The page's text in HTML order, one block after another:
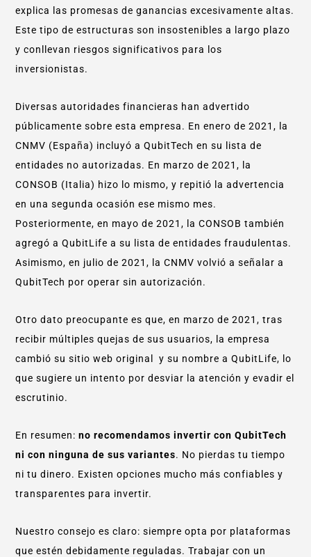
explica las promesas de ganancias excesivamente altas.
Este tipo de estructuras son insostenibles a largo plazo
y conllevan riesgos significativos para los
inversionistas.
Diversas autoridades financieras han advertido
públicamente sobre esta empresa. En enero de 2021, la
CNMV (España) incluyó a QubitTech en su lista de
entidades no autorizadas. En marzo de 2021, la
CONSOB (Italia) hizo lo mismo, y repitió la advertencia
en una segunda ocasión ese mismo mes.
Posteriormente, en mayo de 2021, la CONSOB también
agregó a QubitLife a su lista de entidades fraudulentas.
Asimismo, en julio de 2021, la CNMV volvió a señalar a
QubitTech por operar sin autorización.
Otro dato preocupante es que, en marzo de 2021, tras
recibir múltiples quejas de sus usuarios, la empresa
cambió su sitio web original y su nombre a QubitLife, lo
que sugiere un intento por desviar la atención y evadir el
escrutinio.
En resumen: no recomendamos invertir con QubitTech
ni con ninguna de sus variantes. No pierdas tu tiempo
ni tu dinero. Existen opciones mucho más confiables y
transparentes para invertir.
Nuestro consejo es claro: siempre opta por plataformas
que estén debidamente reguladas. Trabajar con un